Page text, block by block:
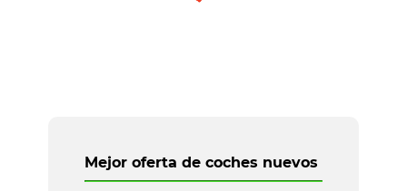
Mejor oferta de coches nuevos